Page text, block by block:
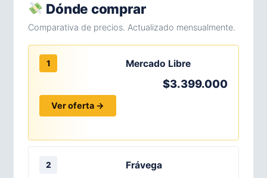
Dónde comprar
Comparativa de precios. Actualizado mensualmente.
1 Mercado Libre
$3.399.000
Ver oferta →
2 Frávega